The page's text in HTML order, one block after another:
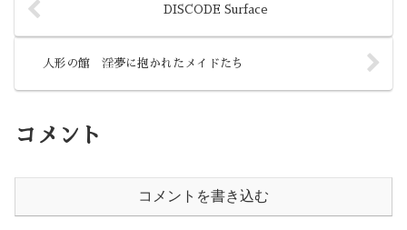
DISCODE Surface
人形の館 淫夢に抱かれたメイドたち
コメント
コメントを書き込む